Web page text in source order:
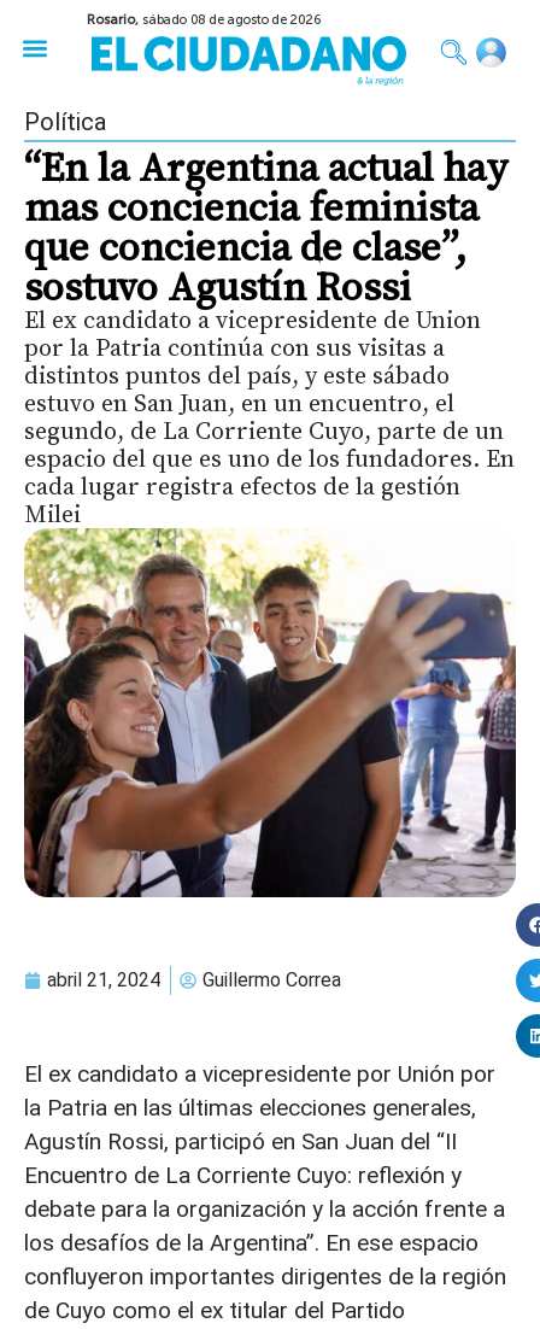
Rosario, sábado 08 de agosto de 2026
Política
“En la Argentina actual hay
mas conciencia feminista
que conciencia de clase”,
sostuvo Agustín Rossi
El ex candidato a vicepresidente de Union
por la Patria continúa con sus visitas a
distintos puntos del país, y este sábado
estuvo en San Juan, en un encuentro, el
segundo, de La Corriente Cuyo, parte de un
espacio del que es uno de los fundadores. En
cada lugar registra efectos de la gestión
Milei
abril 21, 2024 Guillermo Correa
El ex candidato a vicepresidente por Unión por
la Patria en las últimas elecciones generales,
Agustín Rossi, participó en San Juan del “II
Encuentro de La Corriente Cuyo: reflexión y
debate para la organización y la acción frente a
los desafíos de la Argentina”. En ese espacio
confluyeron importantes dirigentes de la región
de Cuyo como el ex titular del Partido